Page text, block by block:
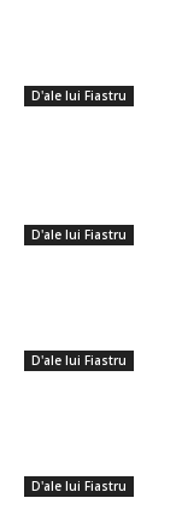
D'ale lui Fiastru
D'ale lui Fiastru
D'ale lui Fiastru
D'ale lui Fiastru